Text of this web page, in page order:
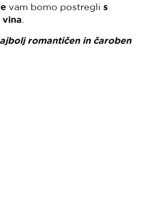
vam bomo postregli s
vina.
romantičen in čaroben